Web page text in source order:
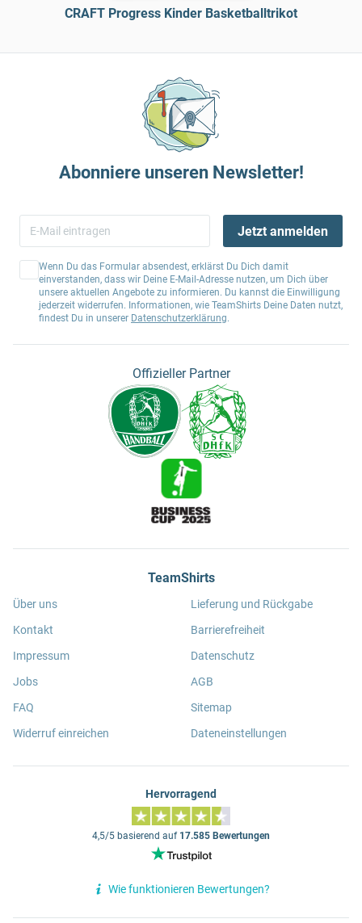
CRAFT Progress Kinder Basketballtrikot
Abonniere unseren Newsletter!
Jetzt anmelden
Wenn Du das Formular absendest, erklärst Du Dich damit
einverstanden, dass wir Deine E-Mail-Adresse nutzen, um Dich über
unsere aktuellen Angebote zu informieren. Du kannst die Einwilligung
jederzeit widerrufen. Informationen, wie TeamShirts Deine Daten nutzt,
findest Du in unserer Datenschutzerklärung.
Offizieller Partner
TeamShirts
Über uns
Kontakt
Impressum
Jobs
FAQ
Widerruf einreichen
Lieferung und Rückgabe
Barrierefreiheit
Datenschutz
AGB
Sitemap
Dateneinstellungen
Hervorragend
4,5/5 basierend auf 17.585 Bewertungen
Wie funktionieren Bewertungen?